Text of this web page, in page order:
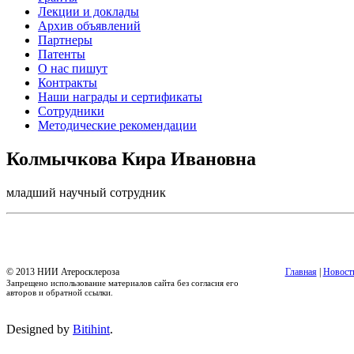
Лекции и доклады
Архив объявлений
Партнеры
Патенты
О нас пишут
Контракты
Наши награды и сертификаты
Сотрудники
Методические рекомендации
Колмычкова Кира Ивановна
младший научный сотрудник
© 2013 НИИ Атеросклероза
Запрещено использование материалов сайта без согласия его
авторов и обратной ссылки.
Главная|
Designed by Bitihint.